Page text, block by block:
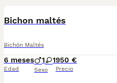
Bichon maltés
Bichón Maltés
6 meses
Edad
1 1
Sexo
950 €
Precio